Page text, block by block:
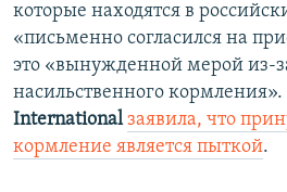
которые находятся в
«письменно согласился на
это «вынужденной мерой из-
насильственного кормления».
International заявила, что
кормление является пыткой.